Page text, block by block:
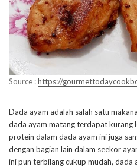
Source :https://
Dada ayam adalah salah satu
dada ayam matang terdapat kurang
protein dalam dada ayam ini juga
dengan bagian lain dalam seekor
ini pun terbilang cukup mudah, dada